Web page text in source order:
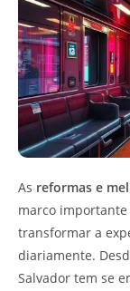
As reformas e
marco
transformar a
diariamente.
Salvador tem se